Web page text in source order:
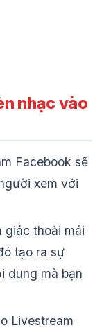
nhạc vào
Facebook sẽ
xem với
giác thoải mái
tạo ra sự
dung mà bạn
Livestream